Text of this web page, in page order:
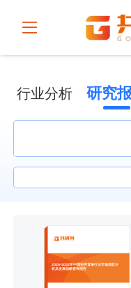
行业分析 研究
2026-2032年中国实控音响行业市场现状分
析及发展战略咨询报告